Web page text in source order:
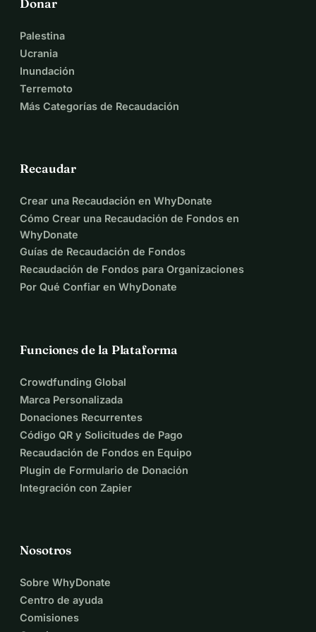
Palestina
Ucrania
Inundación
Terremoto
Más Categorías de Recaudación
Recaudar
Crear una Recaudación en WhyDonate
Cómo Crear una Recaudación de Fondos en
WhyDonate
Guías de Recaudación de Fondos
Recaudación de Fondos para Organizaciones
Por Qué Confiar en WhyDonate
Funciones de la Plataforma
Crowdfunding Global
Marca Personalizada
Donaciones Recurrentes
Código QR y Solicitudes de Pago
Recaudación de Fondos en Equipo
Plugin de Formulario de Donación
Integración con Zapier
Nosotros
Sobre WhyDonate
Centro de ayuda
Comisiones